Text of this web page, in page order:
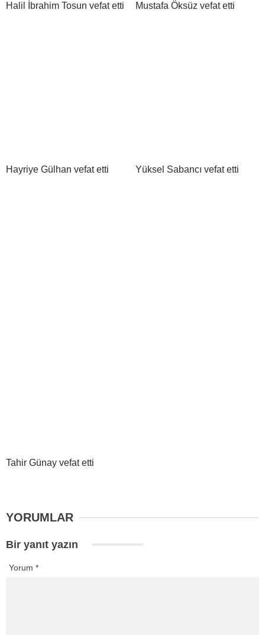
Halil İbrahim Tosun vefat etti Mustafa Öksüz vefat etti
Hayriye Gülhan vefat etti Yüksel Sabancı vefat etti
Tahir Günay vefat etti
YORUMLAR
Bir yanıt yazın
Yorum *